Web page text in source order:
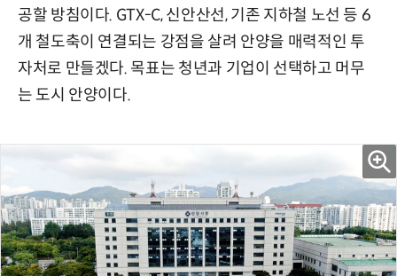
공할 방침이다. GTX-C, 신안산선, 기존 지하철 노선 등 6
개 철도축이 연결되는 강점을 살려 안양을 매력적인 투
자처로 만들겠다. 목표는 청년과 기업이 선택하고 머무
는 도시 안양이다.